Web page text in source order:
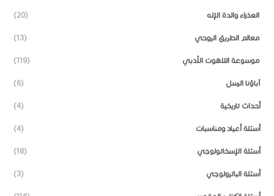
العذراء والدة الإله (20)
معالم الطريق الروحي (13)
موسوعة اللاهوت الأدبي (119)
آباؤنا الرسل (6)
أحداث تاريخية (4)
أسئلة أعياد ومناسبات (4)
أسئلة الإسخاتولوجي (18)
أسئلة الباترولوجي (3)